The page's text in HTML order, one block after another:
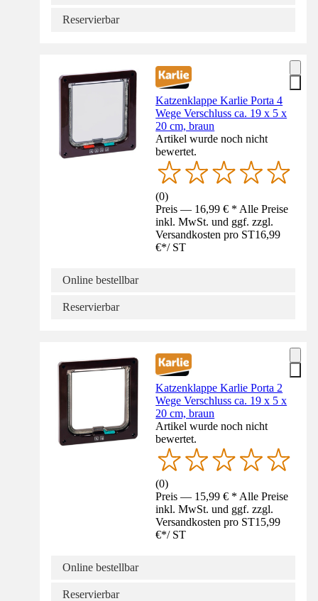
Reservierbar
Katzenklappe Karlie Porta 4
Wege Verschluss ca. 19 x 5 x
20 cm, braun
Artikel wurde noch nicht
bewertet.
(0)
Preis — 16,99 € * Alle Preise
inkl. MwSt. und ggf. zzgl.
Versandkosten pro ST16,99
€*/ ST
Online bestellbar
Reservierbar
Katzenklappe Karlie Porta 2
Wege Verschluss ca. 19 x 5 x
20 cm, braun
Artikel wurde noch nicht
bewertet.
(0)
Preis — 15,99 € * Alle Preise
inkl. MwSt. und ggf. zzgl.
Versandkosten pro ST15,99
€*/ ST
Online bestellbar
Reservierbar